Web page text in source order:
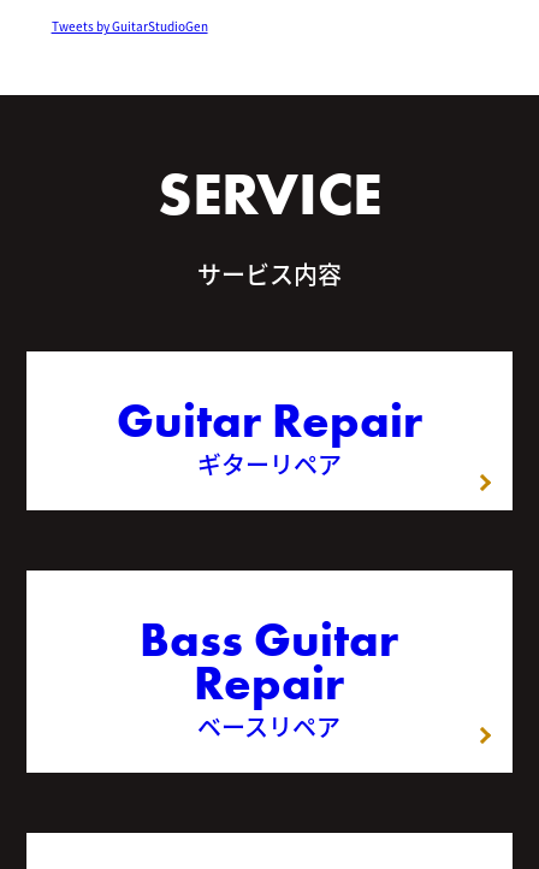
Tweets by GuitarStudioGen
SERVICE
サービス内容
Guitar Repair
ギターリペア
Bass Guitar
Repair
ベースリペア